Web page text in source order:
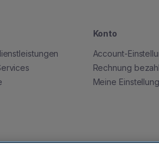
Konto
Account-
Rechnung
Meine